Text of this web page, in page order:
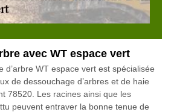
avec WT espace vert
d’arbre WT espace vert est spécialisée
de dessouchage d’arbres et de haie
78520. Les racines ainsi que les
peuvent entraver la bonne tenue de